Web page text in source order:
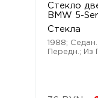
Стекло
BMW 5-
Стекла
1988;
Передн.; Из